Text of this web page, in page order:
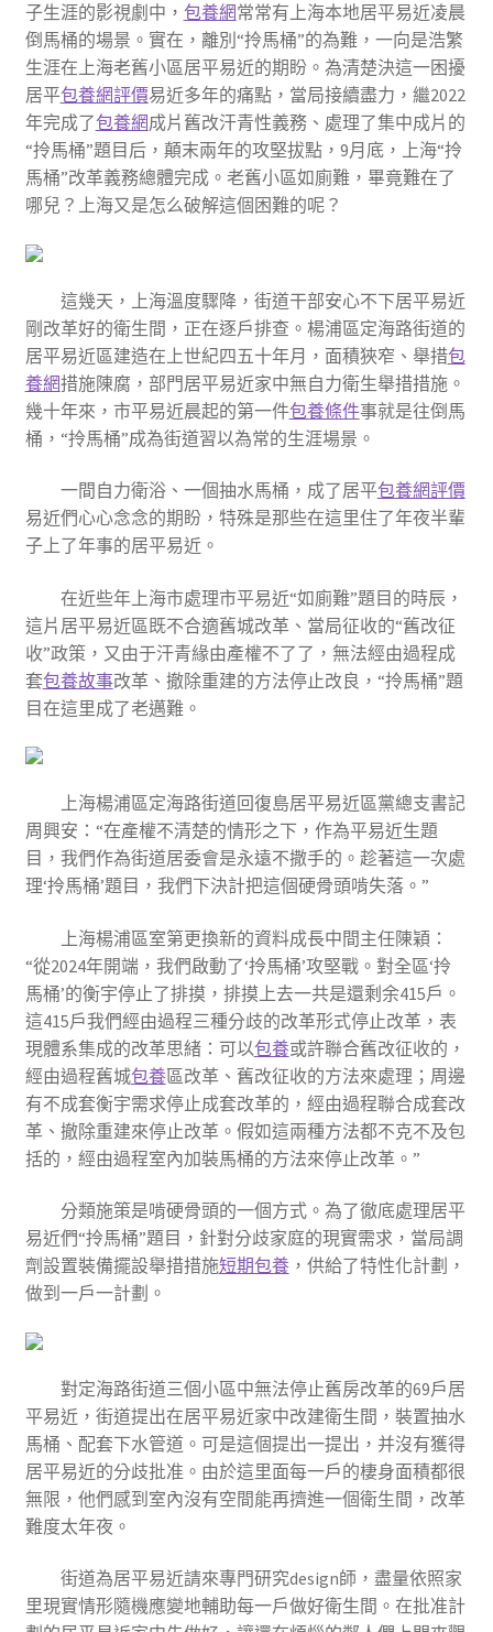
子生涯的影視劇中， 包養網常常有上海本地居平易近凌晨
倒馬桶的場景。實在，離別“拎馬桶”的為難，一向是浩繁
生涯在上海老舊小區居平易近的期盼。為清楚決這一困擾
居平包養網評價易近多年的痛點，當局接續盡力，繼2022
年完成了包養網成片舊改汗青性義務、處理了集中成片的
“拎馬桶”題目后，顛末兩年的攻堅拔點，9月底，上海“拎
馬桶”改革義務總體完成。老舊小區如廁難，畢竟難在了
哪兒？上海又是怎么破解這個困難的呢？
這幾天，上海溫度驟降，街道干部安心不下居平易近
剛改革好的衛生間，正在逐戶排查。楊浦區定海路街道的
居平易近區建造在上世紀四五十年月，面積狹窄、舉措包
養網措施陳腐，部門居平易近家中無自力衛生舉措措施。
幾十年來，市平易近晨起的第一件包養條件事就是往倒馬
桶，“拎馬桶”成為街道習以為常的生涯場景。
一間自力衛浴、一個抽水馬桶，成了居平包養網評價
易近們心心念念的期盼，特殊是那些在這里住了年夜半輩
子上了年事的居平易近。
在近些年上海市處理市平易近“如廁難”題目的時辰，
這片居平易近區既不合適舊城改革、當局征收的“舊改征
收”政策，又由于汗青緣由產權不了了，無法經由過程成
套包養故事改革、撤除重建的方法停止改良，“拎馬桶”題
目在這里成了老邁難。
上海楊浦區定海路街道回復島居平易近區黨總支書記
周興安：“在產權不清楚的情形之下，作為平易近生題
目，我們作為街道居委會是永遠不撒手的。趁著這一次處
理‘拎馬桶’題目，我們下決計把這個硬骨頭啃失落。”
上海楊浦區室第更換新的資料成長中間主任陳穎：
“從2024年開端，我們啟動了‘拎馬桶’攻堅戰。對全區‘拎
馬桶’的衡宇停止了排摸，排摸上去一共是還剩余415戶。
這415戶我們經由過程三種分歧的改革形式停止改革，表
現體系集成的改革思緒：可以包養或許聯合舊改征收的，
經由過程舊城包養區改革、舊改征收的方法來處理；周邊
有不成套衡宇需求停止成套改革的，經由過程聯合成套改
革、撤除重建來停止改革。假如這兩種方法都不克不及包
括的，經由過程室內加裝馬桶的方法來停止改革。”
分類施策是啃硬骨頭的一個方式。為了徹底處理居平
易近們“拎馬桶”題目，針對分歧家庭的現實需求，當局調
劑設置裝備擺設舉措措施短期包養，供給了特性化計劃，
做到一戶一計劃。
對定海路街道三個小區中無法停止舊房改革的69戶居
平易近，街道提出在居平易近家中改建衛生間，裝置抽水
馬桶、配套下水管道。可是這個提出一提出，并沒有獲得
居平易近的分歧批准。由於這里面每一戶的棲身面積都很
無限，他們感到室內沒有空間能再擠進一個衛生間，改革
難度太年夜。
街道為居平易近請來專門研究design師，盡量依照家
里現實情形隨機應變地輔助每一戶做好衛生間。在批准計